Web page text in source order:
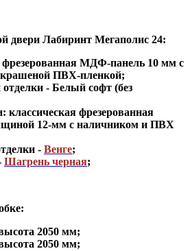
двери Лабиринт Мегаполис 24:
МДФ-панель 10 мм с
крашеной ПВХ-пленкой;
- Белый софт (без
классическая фрезерованная
12-мм с наличником и ПВХ
- Венге;
Шагрень черная;
2050 мм;
2050 мм;